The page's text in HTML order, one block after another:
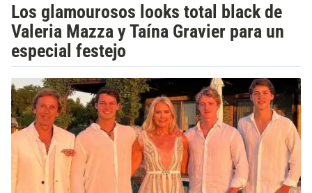
Los glamourosos looks total black de
Valeria Mazza y Taína Gravier para un
especial festejo